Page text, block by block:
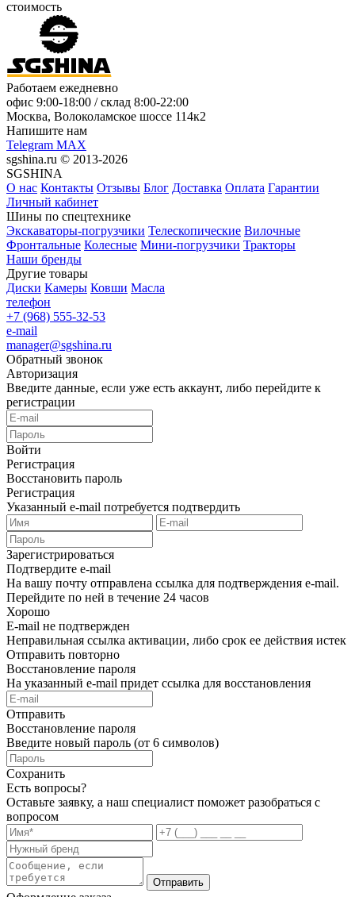
стоимость
Работаем ежедневно
офис 9:00-18:00 / склад 8:00-22:00
Москва, Волоколамское шоссе 114к2
Напишите нам
Telegram MAX
sgshina.ru © 2013-2026
SGSHINA
О нас Контакты Отзывы Блог Доставка Оплата Гарантии
Личный кабинет
Шины по спецтехнике
Экскаваторы-погрузчики Телескопические Вилочные
Фронтальные Колесные Мини-погрузчики Тракторы
Наши бренды
Другие товары
Диски Камеры Ковши Масла
телефон
+7 (968) 555-32-53
e-mail
manager@sgshina.ru
Обратный звонок
Авторизация
Введите данные, если уже есть аккаунт, либо перейдите к
регистрации
Войти
Регистрация
Восстановить пароль
Регистрация
Указанный e-mail потребуется подтвердить
Зарегистрироваться
Подтвердите e-mail
На вашу почту отправлена ссылка для подтверждения e-mail.
Перейдите по ней в течение 24 часов
Хорошо
E-mail не подтвержден
Неправильная ссылка активации, либо срок ее действия истек
Отправить повторно
Восстановление пароля
На указанный e-mail придет ссылка для восстановления
Отправить
Восстановление пароля
Введите новый пароль (от 6 символов)
Сохранить
Есть вопросы?
Оставьте заявку, а наш специалист поможет разобраться с
вопросом
Отправить